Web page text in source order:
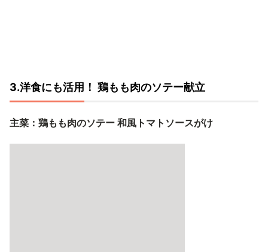
3.洋食にも活用！ 鶏もも肉のソテー献立
主菜：鶏もも肉のソテー 和風トマトソースがけ